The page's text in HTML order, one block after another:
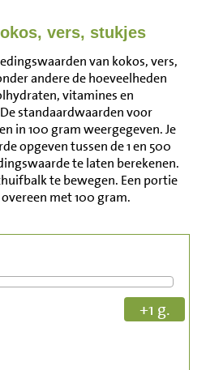
vers, stukjes
van kokos, vers,
andere de hoeveelheden
vitamines en
standaardwaarden voor
in 100 gram weergegeven. Je
opgeven tussen de 1 en 500
te laten berekenen.
te bewegen. Een portie
met 100 gram.
+1 g.